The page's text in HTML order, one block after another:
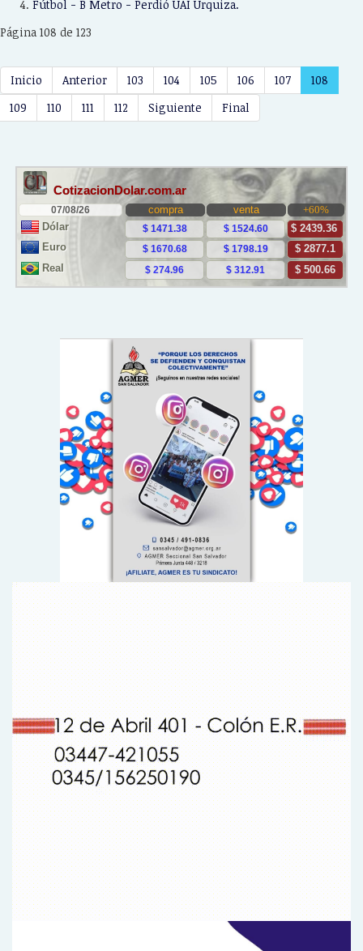
Fútbol - B Metro - Perdió UAI Urquiza.
Página 108 de 123
Inicio Anterior 103 104 105 106 107
108
109
110 111 112 Siguiente Final